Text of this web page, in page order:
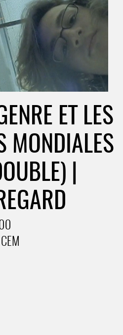
ET LES
MONDIALES
|